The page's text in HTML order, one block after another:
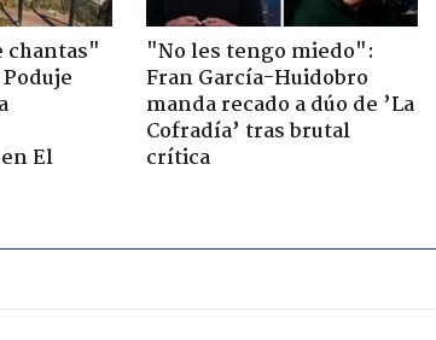
El
"No les tengo miedo":
Fran García-Huidobro
manda recado a dúo de ’La
Cofradía’ tras brutal
crítica